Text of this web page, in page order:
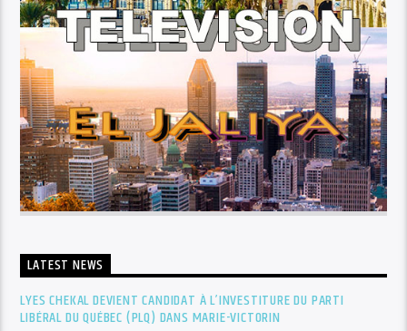
LATEST NEWS
LYES CHEKAL DEVIENT CANDIDAT À L’INVESTITURE DU PARTI
LIBÉRAL DU QUÉBEC (PLQ) DANS MARIE-VICTORIN